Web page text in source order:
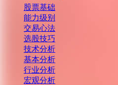
股票基础
能力级别
交易心法
选股技巧
技术分析
基本分析
行业分析
宏观分析